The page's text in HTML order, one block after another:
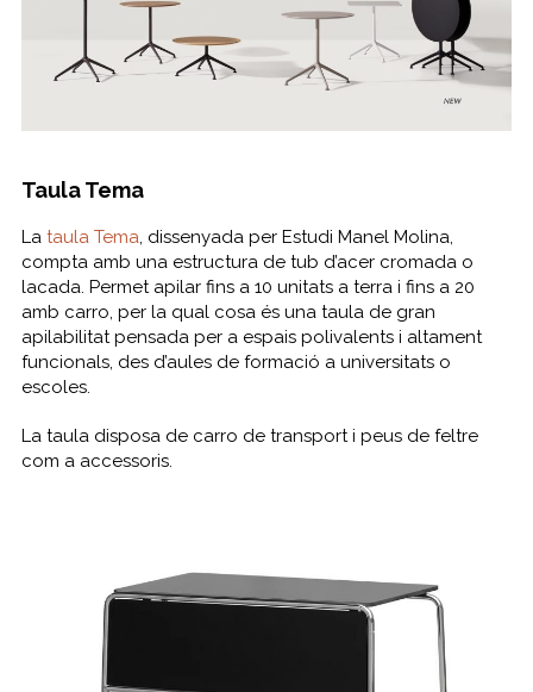
Taula Tema
La taula Tema, dissenyada per Estudi Manel Molina,
compta amb una estructura de tub d’acer cromada o
lacada. Permet apilar fins a 10 unitats a terra i fins a 20
amb carro, per la qual cosa és una taula de gran
apilabilitat pensada per a espais polivalents i altament
funcionals, des d’aules de formació a universitats o
escoles.
La taula disposa de carro de transport i peus de feltre
com a accessoris.